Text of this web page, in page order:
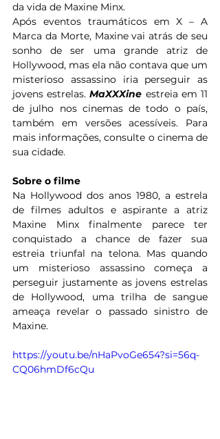
da vida de Maxine Minx.
Após eventos traumáticos em X – A
Marca da Morte, Maxine vai atrás de seu
sonho de ser uma grande atriz de
Hollywood, mas ela não contava que um
misterioso assassino iria perseguir as
jovens estrelas. MaXXXine estreia em 11
de julho nos cinemas de todo o país,
também em versões acessíveis. Para
mais informações, consulte o cinema de
sua cidade.
Sobre o filme
Na Hollywood dos anos 1980, a estrela
de filmes adultos e aspirante a atriz
Maxine Minx finalmente parece ter
conquistado a chance de fazer sua
estreia triunfal na telona. Mas quando
um misterioso assassino começa a
perseguir justamente as jovens estrelas
de Hollywood, uma trilha de sangue
ameaça revelar o passado sinistro de
Maxine.
https://youtu.be/nHaPvoGe654?si=56q-
CQ06hmDf6cQu